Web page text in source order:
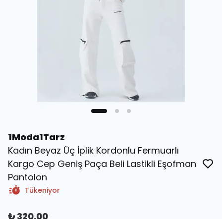
1Moda1Tarz
Kadın Beyaz Üç İplik Kordonlu Fermuarlı
Kargo Cep Geniş Paça Beli Lastikli Eşofman
Pantolon
Tükeniyor
₺ 320.00